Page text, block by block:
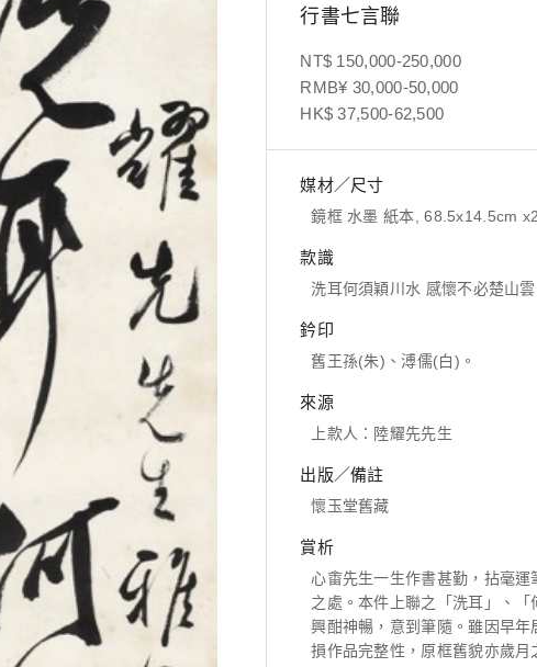
行書七言聯
NT$ 150,000-250,000
RMB¥ 30,000-50,000
HK$ 37,500-62,500
媒材／尺寸
鏡框 水墨 紙本, 68.5x14.5cm x2
款識
洗耳何須穎川水 感懷不必楚山
鈐印
舊王孫(朱)、溥儒(白)。
來源
上款人：陸耀先先生
出版／備註
懷玉堂舊藏
賞析
心畬先生一生作書甚勤，拈毫
之處。本件上聯之「洗耳」、
興酣神暢，意到筆隨。雖因早
損作品完整性，原框舊貌亦歲月